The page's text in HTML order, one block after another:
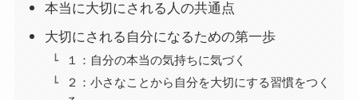
本当に大切にされる人の共通点
大切にされる自分になるための第一歩
１：自分の本当の気持ちに気づく
２：小さなことから自分を大切にする習慣をつく